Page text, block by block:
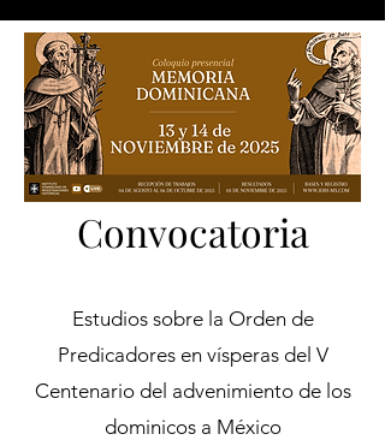
Convocatoria
Estudios sobre la Orden de
Predicadores en vísperas del V
Centenario del advenimiento de los
dominicos a México